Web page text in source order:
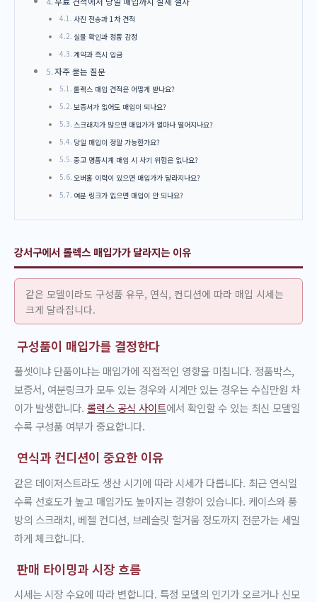
사진 전송과 1차 견적
실물 확인과 정품 감정
계약과 즉시 입금
자주 묻는 질문
롤렉스 매입 견적은 어떻게 받나요?
보증서가 없어도 매입이 되나요?
스크래치가 많으면 매입가가 얼마나 떨어지나요?
당일 매입이 정말 가능한가요?
중고 명품시계 매입 시 사기 위험은 없나요?
오버홀 이력이 있으면 매입가가 달라지나요?
여분 링크가 없으면 매입이 안 되나요?
강서구에서 롤렉스 매입가가 달라지는 이유
같은 모델이라도 구성품 유무, 연식, 컨디션에 따라 매입 시세는
크게 달라집니다.
구성품이 매입가를 결정한다
풀셋이냐 단품이냐는 매입가에 직접적인 영향을 미칩니다. 정품박스,
보증서, 여분링크가 모두 있는 경우와 시계만 있는 경우는 수십만원 차
이가 발생합니다. 롤렉스 공식 사이트에서 확인할 수 있는 최신 모델일
수록 구성품 여부가 중요합니다.
연식과 컨디션이 중요한 이유
같은 데이저스트라도 생산 시기에 따라 시세가 다릅니다. 최근 연식일
수록 선호도가 높고 매입가도 높아지는 경향이 있습니다. 케이스와 풍
방의 스크래치, 베젤 컨디션, 브레슬릿 헐거움 정도까지 전문가는 세밀
하게 체크합니다.
판매 타이밍과 시장 흐름
시세는 시장 수요에 따라 변합니다. 특정 모델의 인기가 오르거나 신모